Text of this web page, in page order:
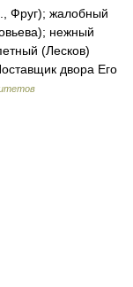
Фруг); жалобный
нежный
(Лесков)
двора Его